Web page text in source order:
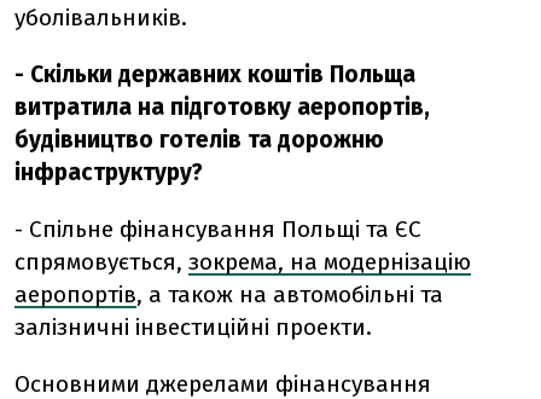
уболівальників.
- Скільки державних коштів Польща
витратила на підготовку аеропортів,
будівництво готелів та дорожню
інфраструктуру?
- Спільне фінансування Польщі та ЄС
спрямовується, зокрема, на модернізацію
аеропортів, а також на автомобільні та
залізничні інвестиційні проекти.
Основними джерелами фінансування